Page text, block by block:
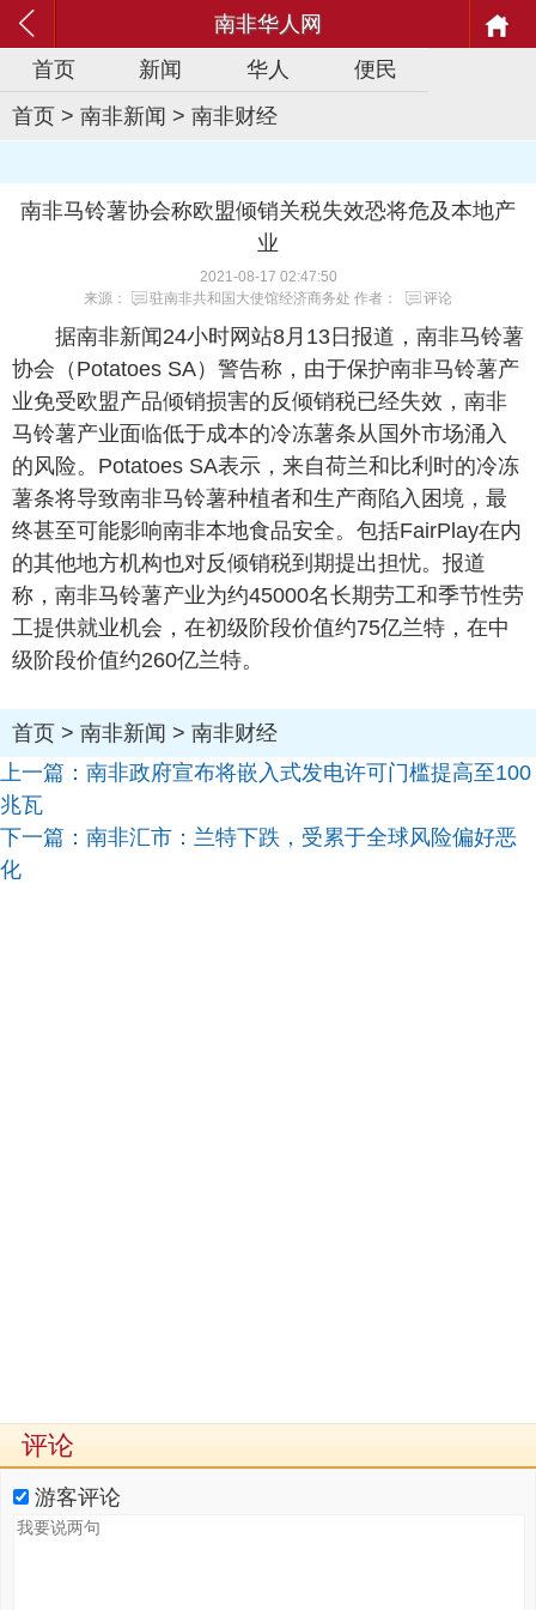
南非华人网
首页
新闻 华人
便民
首页 > 南非新闻 > 南非财经
南非马铃薯协会称欧盟倾销关税失效恐将危及本地产
业
2021-08-17 02:47:50
来源：
驻南非共和国大使馆经济商务处 作者： 评论
据南非新闻24小时网站8月13日报道，南非马铃薯
协会（Potatoes SA）警告称，由于保护南非马铃薯产
业免受欧盟产品倾销损害的反倾销税已经失效，南非
马铃薯产业面临低于成本的冷冻薯条从国外市场涌入
的风险。Potatoes SA表示，来自荷兰和比利时的冷冻
薯条将导致南非马铃薯种植者和生产商陷入困境，最
终甚至可能影响南非本地食品安全。包括FairPlay在内
的其他地方机构也对反倾销税到期提出担忧。报道
称，南非马铃薯产业为约45000名长期劳工和季节性劳
工提供就业机会，在初级阶段价值约75亿兰特，在中
级阶段价值约260亿兰特。
首页 > 南非新闻 > 南非财经
上一篇： 南非政府宣布将嵌入式发电许可门槛提高至100
兆瓦
下一篇： 南非汇市：兰特下跌，受累于全球风险偏好恶
化
评论
游客评论